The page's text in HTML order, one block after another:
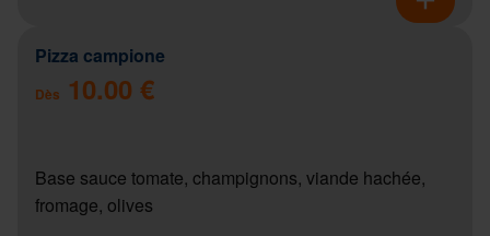
Pizza campione
Dès 10.00 €
Base sauce tomate, champignons, viande hachée,
fromage, olives